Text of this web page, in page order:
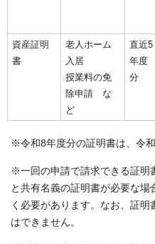
資産証明
書
老人ホーム
入居
授業料の免
除申請 な
ど
直近5
年度
分
※令和8年度分の証明書は、令
※一回の申請で請求できる証明
と共有名義の証明書が必要な
く必要があります。なお、証明
はできません。